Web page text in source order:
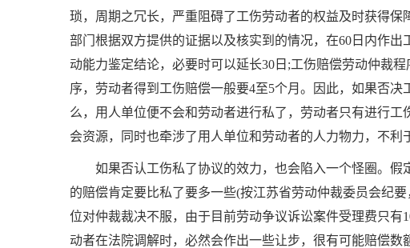
琐，周期之冗长，严重阻碍了工伤劳动者的权益及时获得
部门根据双方提供的证据以及核实到的情况，在60 日内作出
动能力鉴定结论，必要时可以延长30 日 ;工伤赔偿劳动仲裁
序，劳动者得到工伤赔偿一般要4至5个月。因此，如果否决
么，用人单位便不会和劳动者进行私了，劳动者只有进行
会资源，同时也牵涉了用人单位和劳动者的人力物力，不利
如果否认工伤私了协议的效力，也会陷入一个怪圈。
的赔偿肯定要比私了要多一些(按江苏省劳动仲裁委员会纪
位对仲裁裁决不服，由于目前劳动争议诉讼案件受理费只有
动者在法院调解时，必然会作出一些让步，很有可能赔偿数